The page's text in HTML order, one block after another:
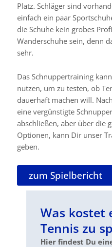
Platz. Schläger sind
einfach ein paar
die Schuhe kein grobes
Wanderschuhe sein, denn
sehr.
Das Schnuppertraining
nutzen, um zu testen, ob
dauerhaft machen will.
eine vergünstigte
abschließen, aber über die
Optionen, kann Dir unser
geben.
zum Spielbericht
Was kostet
Tennis zu
Hier findest Du